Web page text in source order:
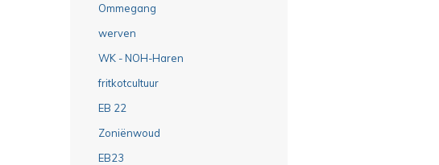
Ommegang
werven
WK - NOH-Haren
fritkotcultuur
EB 22
Zoniënwoud
EB23